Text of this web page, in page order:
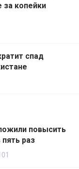
за копейки
спад
повысить
раз